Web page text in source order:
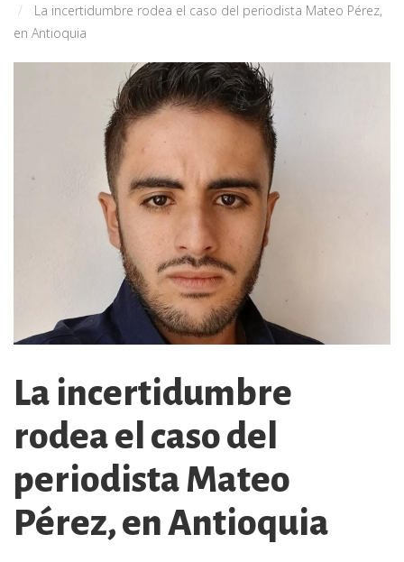
La incertidumbre rodea el caso del periodista Mateo Pérez,
en Antioquia
La incertidumbre
rodea el caso del
periodista Mateo
Pérez, en Antioquia